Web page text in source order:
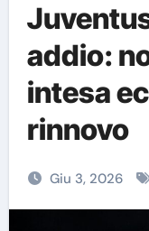
addio:
intesa
rinnovo
Giu 3, 2026